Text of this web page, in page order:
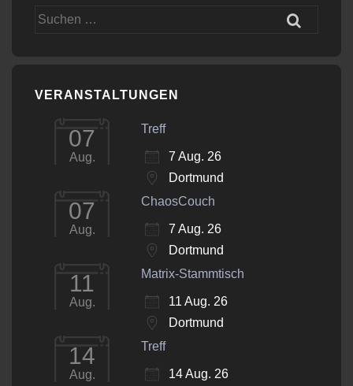
Suchen
VERANSTALTUNGEN
07
Aug.
Treff
7 Aug. 26
Dortmund
07
Aug.
ChaosCouch
7 Aug. 26
Dortmund
11
Aug.
Matrix-Stammtisch
11 Aug. 26
Dortmund
14
Aug.
Treff
14 Aug. 26